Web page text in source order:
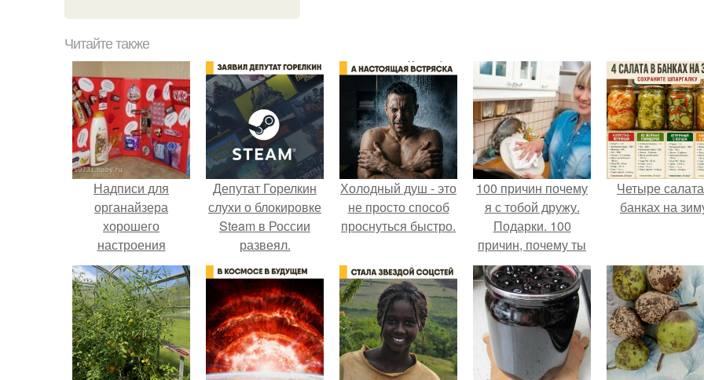
Читайте также
Надписи для
органайзера
хорошего
настроения
распечатать. Идеи
"Органайзеров
Хорошего
Настроения" с
примерами
подарочков.
Депутат Горелкин
слухи о блокировке
Steam в России
развеял.
Холодный душ - это
не просто способ
проснуться быстро.
100 причин почему
я с тобой дружу.
Подарки. 100
причин, почему ты
моя лучшая
подруга.
Четыре
банках на